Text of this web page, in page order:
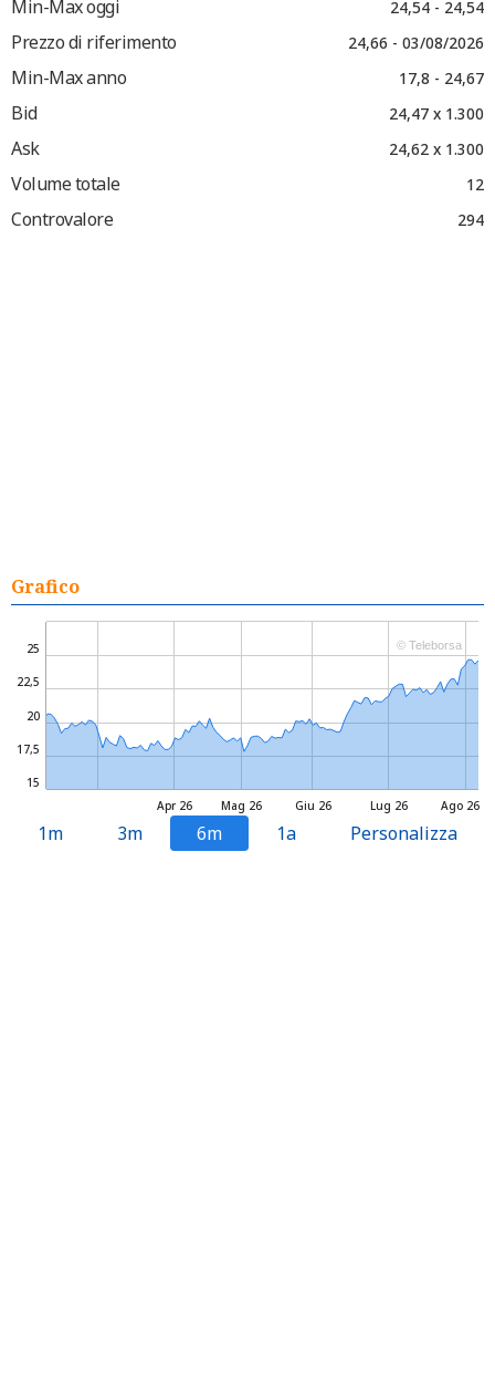
Min-Max oggi 24,54 - 24,54
Prezzo di riferimento 24,66 - 03/08/2026
Min-Max anno 17,8 - 24,67
Bid 24,47 x 1.300
Ask 24,62 x 1.300
Volume totale 12
Controvalore 294
Grafico
Mag 26 Lug 26
Apr 26 Giu 26 Ago 26
15
17,5
20
22,5
25 © Teleborsa
1m 3m 6m 1a Personalizza